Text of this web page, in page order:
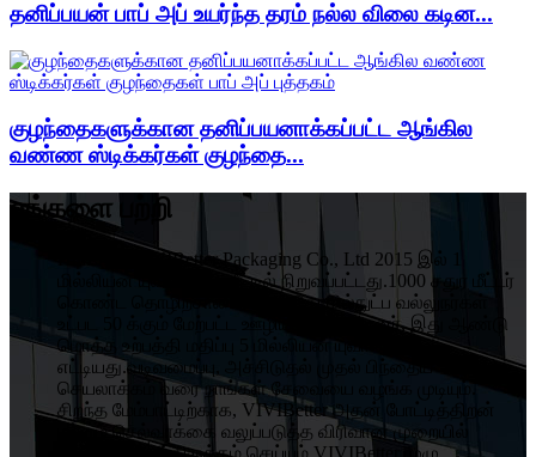
தனிப்பயன் பாப் அப் உயர்ந்த தரம் நல்ல விலை கடின...
குழந்தைகளுக்கான தனிப்பயனாக்கப்பட்ட ஆங்கில
வண்ண ஸ்டிக்கர்கள் குழந்தை...
எங்களை பற்றி
HuiZhou VIVIBetter Packaging Co., Ltd 2015 இல் 1
மில்லியன் யுவான் முதலீட்டில் நிறுவப்பட்டது.1000 சதுர மீட்டர்
கொண்ட தொழிற்சாலையில் 5 தொழில்நுட்ப வல்லுநர்கள்
உட்பட 50 க்கும் மேற்பட்ட ஊழியர்கள் உள்ளனர், இது ஆண்டு
மொத்த உற்பத்தி மதிப்பு 5 மில்லியன் யுவானை
எட்டியது.வடிவமைப்பு, அச்சிடுதல் முதல் பிந்தைய
செயலாக்கம் வரை நாங்கள் சேவையை வழங்க முடியும்.
சிறந்த மேம்பாட்டிற்காக, VIVIBetter அதன் போட்டித்திறன்
மற்றும் செல்வாக்கை வலுப்படுத்த விரிவான முறையில்
மேம்படுத்தி சீர்திருத்தம் செய்யும்.VIVIBetter முழு